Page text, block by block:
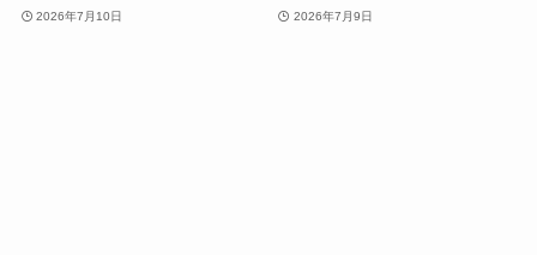
2026年7月10日 2026年7月9日